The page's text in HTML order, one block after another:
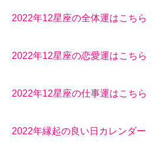
2022年12星座の全体運はこちら
2022年12星座の恋愛運はこちら
2022年12星座の仕事運はこちら
2022年縁起の良い日カレンダー